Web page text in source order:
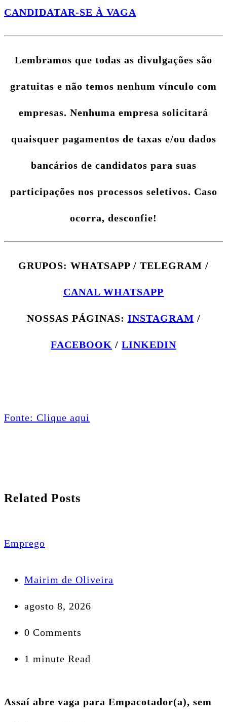
CANDIDATAR-SE À VAGA
Lembramos que todas as divulgações são
gratuitas e não temos nenhum vínculo com
empresas. Nenhuma empresa solicitará
quaisquer pagamentos de taxas e/ou dados
bancários de candidatos para suas
participações nos processos seletivos. Caso
ocorra, desconfie!
GRUPOS: WHATSAPP / TELEGRAM /
CANAL WHATSAPP
NOSSAS PÁGINAS: INSTAGRAM /
FACEBOOK / LINKEDIN
Fonte: Clique aqui
Related Posts
Emprego
Mairim de Oliveira
agosto 8, 2026
0 Comments
1 minute Read
Assaí abre vaga para Empacotador(a), sem